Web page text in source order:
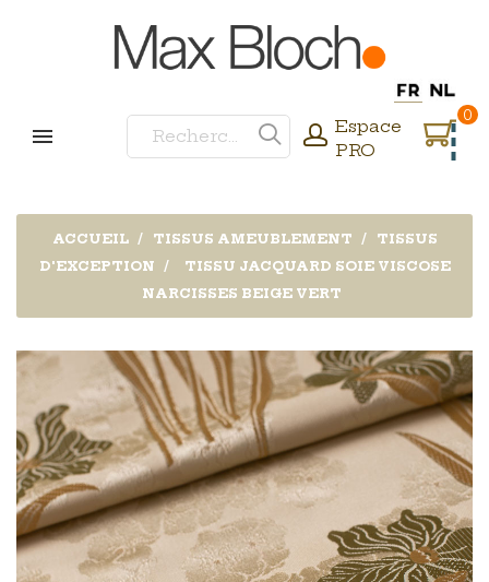
Espace
PRO
0
ACCUEIL TISSUS AMEUBLEMENT
TISSUS
D'EXCEPTION
TISSU JACQUARD SOIE VISCOSE
NARCISSES BEIGE VERT